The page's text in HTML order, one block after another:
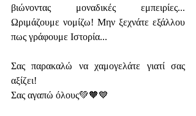
βιώνοντας μοναδικές εμπειρίες...
Ωριμάζουμε νομίζω! Μην ξεχνάτε εξάλλου
πως γράφουμε Ιστορία...
Σας παρακαλώ να χαμογελάτε γιατί σας
αξίζει!
Σας αγαπώ όλους💚🧡💙